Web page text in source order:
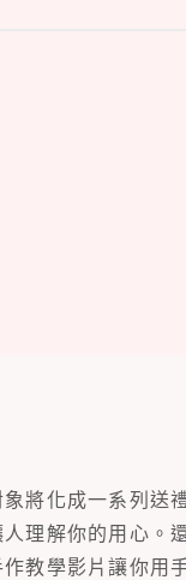
將化成一系列送
理解你的用心。
教學影片讓你用